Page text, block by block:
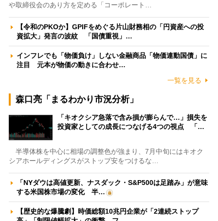
や取締役会のあり方を定める「コーポレート…
【令和のPKOか】GPIFをめぐる片山財務相の「円資産への投
資拡大」発言の波紋 「国債重視」…
インフレでも「物価負け」しない金融商品「物価連動国債」に
注目 元本が物価の動きに合わせ…
一覧を見る
森口亮「まるわかり市況分析」
「キオクシア急落で含み損が膨らんで…」損失を
投資家としての成長につなげる4つの視点 「…
半導体株を中心に相場の調整色が強まり、7月中旬にはキオク
シアホールディングスがストップ安をつけるな…
「NYダウは高値更新、ナスダック・S&P500は足踏み」が意味
する米国株市場の変化 半…
【歴史的な爆騰劇】時価総額10兆円企業が「2連続ストップ